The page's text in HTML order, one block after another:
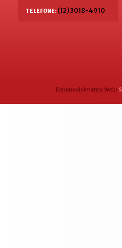
TELEFONE: (12) 3018-4910
Desenvolvimento Web: